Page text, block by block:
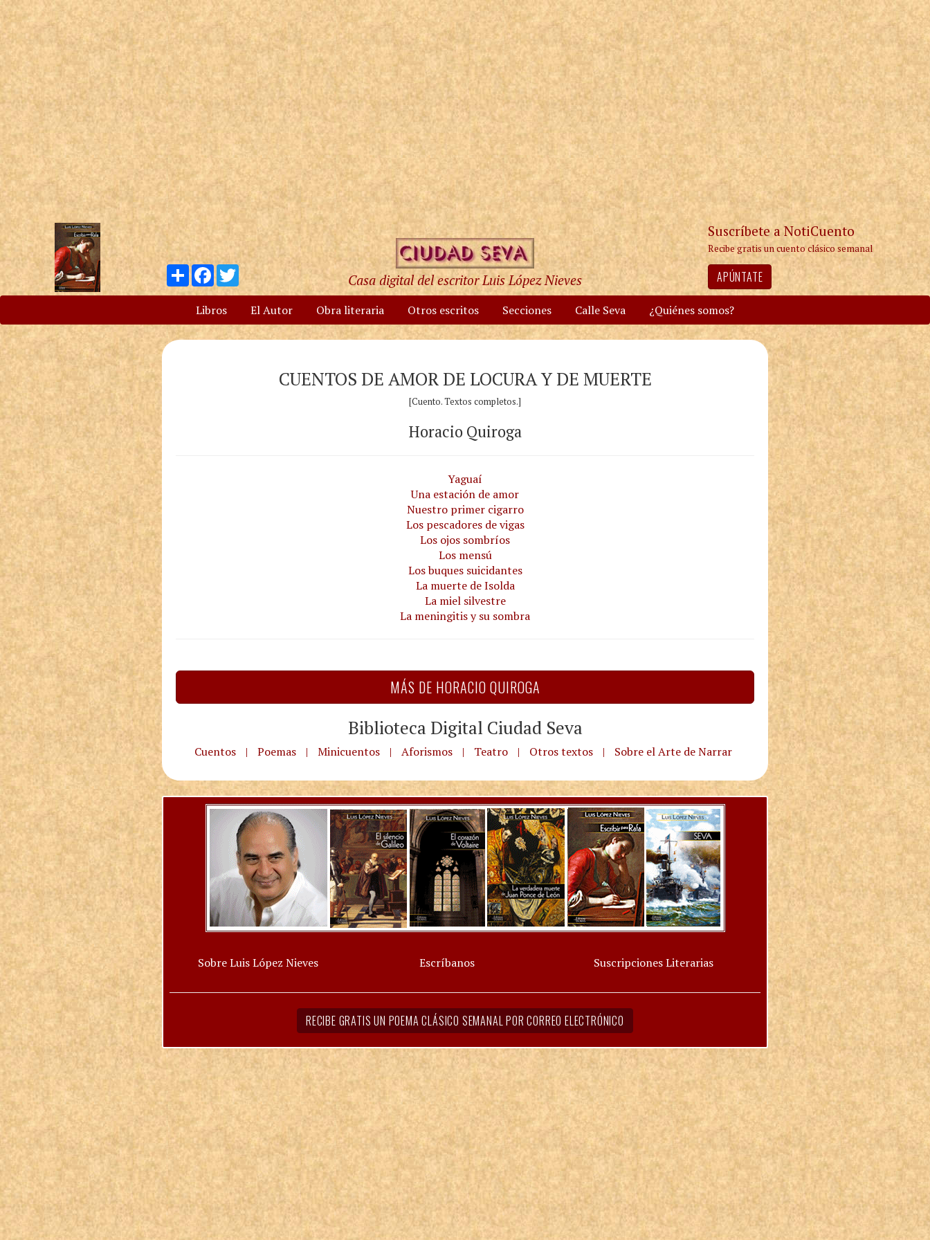
Compartir
Facebook
Twitter
Casa digital del escritor Luis López Nieves
Suscríbete a NotiCuento
Recibe gratis un cuento clásico semanal
APÚNTATE
Libros El Autor Obra literaria Otros escritos Secciones Calle Seva ¿Quiénes somos?
CUENTOS DE AMOR DE LOCURA Y DE MUERTE
[Cuento. Textos completos.]
Horacio Quiroga
Yaguaí
Una estación de amor
Nuestro primer cigarro
Los pescadores de vigas
Los ojos sombríos
Los mensú
Los buques suicidantes
La muerte de Isolda
La miel silvestre
La meningitis y su sombra
MÁS DE HORACIO QUIROGA
Biblioteca Digital Ciudad Seva
Cuentos | Poemas | Minicuentos | Aforismos | Teatro | Otros textos | Sobre el Arte de Narrar
Sobre Luis López Nieves Escríbanos Suscripciones Literarias
RECIBE GRATIS UN POEMA CLÁSICO SEMANAL POR CORREO ELECTRÓNICO